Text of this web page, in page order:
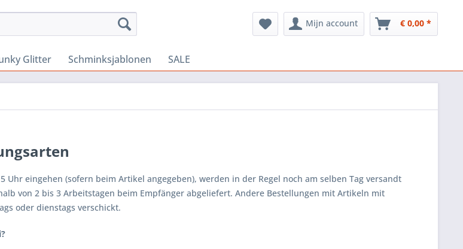
Mijn account € 0,00 *
Glitter Schminksjablonen SALE
Uhr eingehen (sofern beim Artikel angegeben), werden in der Regel noch am selben Tag versandt
von 2 bis 3 Arbeitstagen beim Empfänger abgeliefert. Andere Bestellungen mit Artikeln mit
oder dienstags verschickt.